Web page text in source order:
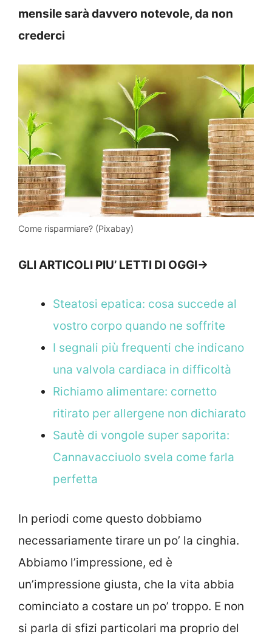
mensile sarà davvero notevole, da non
crederci
Come risparmiare? (Pixabay)
GLI ARTICOLI PIU’ LETTI DI OGGI->
Steatosi epatica: cosa succede al
vostro corpo quando ne soffrite
I segnali più frequenti che indicano
una valvola cardiaca in difficoltà
Richiamo alimentare: cornetto
ritirato per allergene non dichiarato
Sautè di vongole super saporita:
Cannavacciuolo svela come farla
perfetta
In periodi come questo dobbiamo
necessariamente tirare un po’ la cinghia.
Abbiamo l’impressione, ed è
un’impressione giusta, che la vita abbia
cominciato a costare un po’ troppo. E non
si parla di sfizi particolari ma proprio del